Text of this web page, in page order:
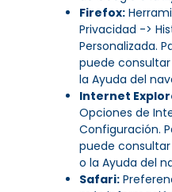
Firefox:
Privacidad ->
Personalizada.
puede
la Ayuda del
Internet
Opciones de
Configuración.
puede
o la Ayuda del
Safari: